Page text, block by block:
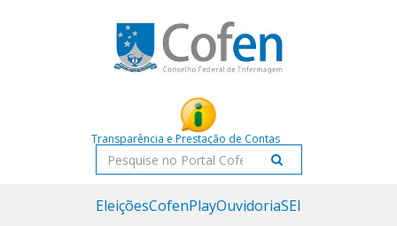
Transparência e Prestação de Contas
Pesquisar
EleiçõesCofenPlayOuvidoriaSEI